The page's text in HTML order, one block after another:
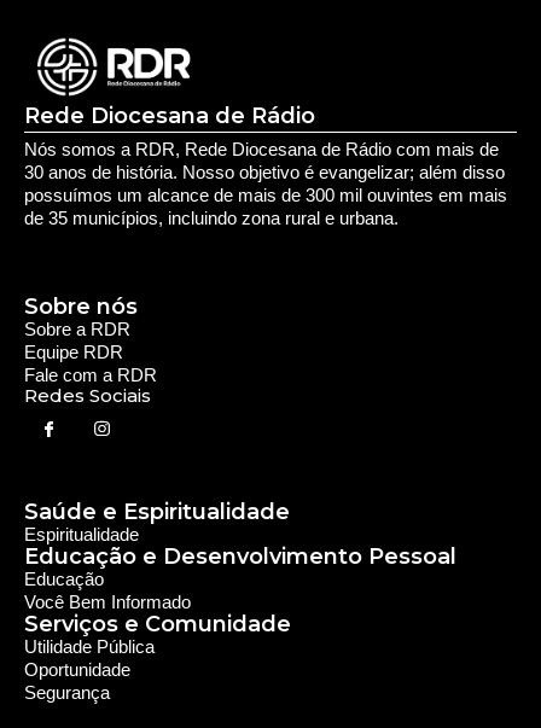
Fale com a RDR
Redes Sociais
Saúde e Espiritualidade
Espiritualidade
Educação e Desenvolvimento Pessoal
Serviços e Comunidade
Utilidade Pública
Oportunidade
Segurança
Cultura e Entretenimento
Política e Economia
Notícias Regionais
Política
Economia
As Últimas da Região
Caiapônia e Região
Iporá e Região
SLMB e Região